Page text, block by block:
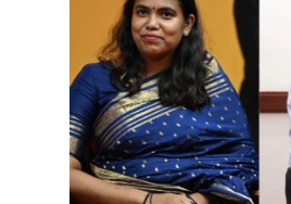
Special Story
Business